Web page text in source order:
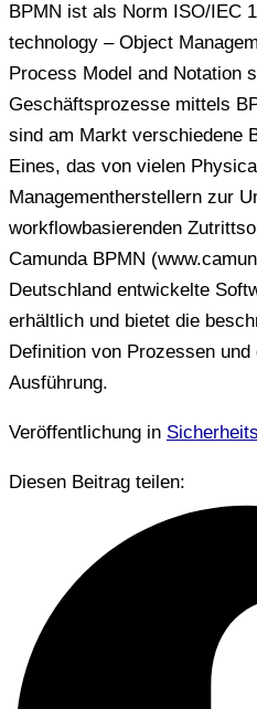
BPMN ist als Norm ISO/IEC
technology – Object
Process Model and Notation
Geschäftsprozesse mittels
sind am Markt verschiedene
Eines, das von vielen
Managementherstellern zur
workflowbasierenden
Camunda BPMN
Deutschland entwickelte
erhältlich und bietet die
Definition von Prozessen
Ausführung.
Veröffentlichung in
Diesen Beitrag teilen: